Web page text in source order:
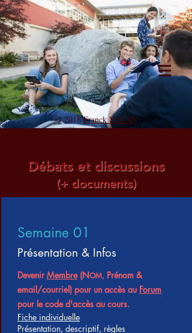
© 2018Franck MALIN
Débats et discussions
(+ documents)
Semaine 01
Présentation & Infos
Devenir Membre(NOM, Prénom &
email/courriel) pour un accès au Forum
pour le code d'accès au cours.
Fiche individuelle
Présentation, descriptif, règles